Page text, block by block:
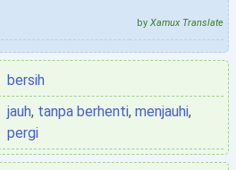
by Xamux Translate
bersih
jauh, tanpa berhenti, menjauhi,
pergi